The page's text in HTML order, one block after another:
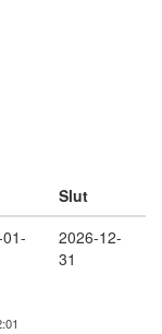
Slut
2026-12-
31